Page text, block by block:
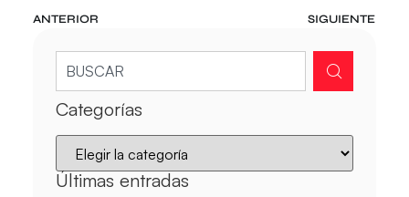
ANTERIOR SIGUIENTE
Categorías
Últimas entradas